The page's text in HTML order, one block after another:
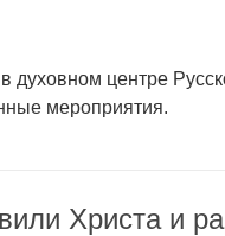
центре
мероприятия.
Христа и